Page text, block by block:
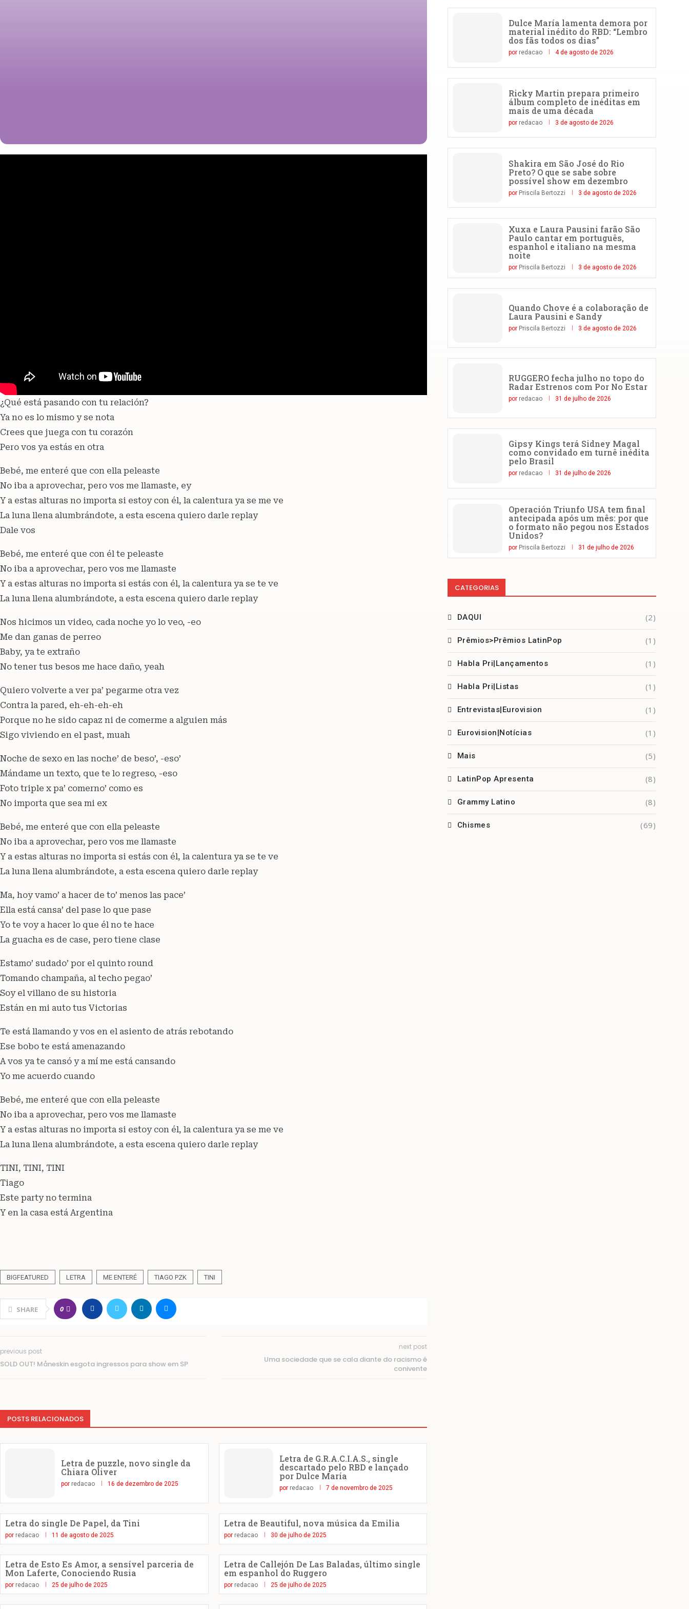
¿Qué está pasando con tu relación?
Ya no es lo mismo y se nota
Crees que juega con tu corazón
Pero vos ya estás en otra
Bebé, me enteré que con ella peleaste
No iba a aprovechar, pero vos me llamaste, ey
Y a estas alturas no importa si estoy con él, la calentura ya se me ve
La luna llena alumbrándote, a esta escena quiero darle replay
Dale vos
Bebé, me enteré que con él tе peleaste
No iba a aprovеchar, pero vos me llamaste
Y a estas alturas no importa si estás con él, la calentura ya se te ve
La luna llena alumbrándote, a esta escena quiero darle replay
Nos hicimos un video, cada noche yo lo veo, -eo
Me dan ganas de perreo
Baby, ya te extraño
No tener tus besos me hace daño, yeah
Quiero volverte a ver pa’ pegarme otra vez
Contra la pared, eh-eh-eh-eh
Porque no he sido capaz ni de comerme a alguien más
Sigo viviendo en el past, muah
Noche de sexo en las noche’ de beso’, -eso’
Mándame un texto, que te lo regreso, -eso
Foto triple x pa’ comerno’ como es
No importa que sea mi ex
Bebé, me enteré que con ella peleaste
No iba a aprovechar, pero vos me llamaste
Y a estas alturas no importa si estás con él, la calentura ya se te ve
La luna llena alumbrándote, a esta escena quiero darle replay
Ma, hoy vamo’ a hacer de to’ menos las pace’
Ella está cansa’ del pase lo que pase
Yo te voy a hacer lo que él no te hace
La guacha es de case, pero tiene clase
Estamo’ sudado’ por el quinto round
Tomando champaña, al techo pegao’
Soy el villano de su historia
Están en mi auto tus Victorias
Te está llamando y vos en el asiento de atrás rebotando
Ese bobo te está amenazando
A vos ya te cansó y a mí me está cansando
Yo me acuerdo cuando
Bebé, me enteré que con ella peleaste
No iba a aprovechar, pero vos me llamaste
Y a estas alturas no importa si estoy con él, la calentura ya se me ve
La luna llena alumbrándote, a esta escena quiero darle replay
TINI, TINI, TINI
Tiago
Este party no termina
Y en la casa está Argentina
BIGFEATURED LETRA ME ENTERÉ TIAGO PZK TINI
SHARE 0
previous post
SOLD OUT! Måneskin esgota ingressos para show em SP
next post
Uma sociedade que se cala diante do racismo é
conivente
POSTS RELACIONADOS
Letra de puzzle, novo single da
Chiara Oliver
por redacao 16 de dezembro de 2025
Letra de G.R.A.C.I.A.S., single
descartado pelo RBD e lançado
por Dulce María
por redacao 7 de novembro de 2025
Letra do single De Papel, da Tini
por redacao 11 de agosto de 2025
Letra de Beautiful, nova música da Emilia
por redacao 30 de julho de 2025
Letra de Esto Es Amor, a sensível parceria de
Mon Laferte, Conociendo Rusia
por redacao 25 de julho de 2025
Letra de Callejón De Las Baladas, último single
em espanhol do Ruggero
por redacao 25 de julho de 2025
Dulce María lamenta demora por
material inédito do RBD: “Lembro
dos fãs todos os dias”
por redacao 4 de agosto de 2026
Ricky Martin prepara primeiro
álbum completo de inéditas em
mais de uma década
por redacao 3 de agosto de 2026
Shakira em São José do Rio
Preto? O que se sabe sobre
possível show em dezembro
por Priscila Bertozzi 3 de agosto de 2026
Xuxa e Laura Pausini farão São
Paulo cantar em português,
espanhol e italiano na mesma
noite
por Priscila Bertozzi 3 de agosto de 2026
Quando Chove é a colaboração de
Laura Pausini e Sandy
por Priscila Bertozzi 3 de agosto de 2026
RUGGERO fecha julho no topo do
Radar Estrenos com Por No Estar
por redacao 31 de julho de 2026
Gipsy Kings terá Sidney Magal
como convidado em turnê inédita
pelo Brasil
por redacao 31 de julho de 2026
Operación Triunfo USA tem final
antecipada após um mês: por que
o formato não pegou nos Estados
Unidos?
por Priscila Bertozzi 31 de julho de 2026
CATEGORIAS
DAQUI (2)
Prêmios>Prêmios LatinPop (1)
Habla Pri|Lançamentos (1)
Habla Pri|Listas (1)
Entrevistas|Eurovision (1)
Eurovision|Notícias (1)
Mais (5)
LatinPop Apresenta (8)
Grammy Latino (8)
Chismes (69)